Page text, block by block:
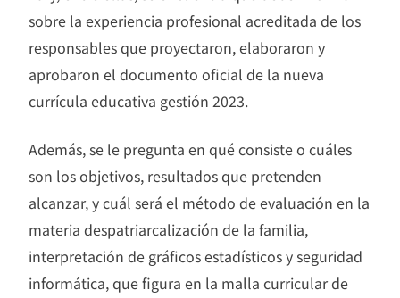
sobre la experiencia profesional acreditada de los
responsables que proyectaron, elaboraron y
aprobaron el documento oficial de la nueva
currícula educativa gestión 2023.
Además, se le pregunta en qué consiste o cuáles
son los objetivos, resultados que pretenden
alcanzar, y cuál será el método de evaluación en la
materia despatriarcalización de la familia,
interpretación de gráficos estadísticos y seguridad
informática, que figura en la malla curricular de